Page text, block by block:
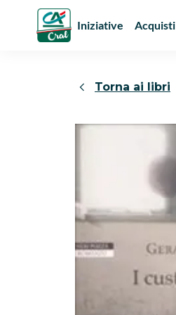
Iniziative Acquisti
Torna ai libri